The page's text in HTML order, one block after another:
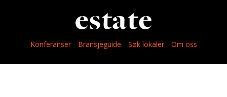
Konferanser Bransjeguide Søk lokaler Om oss